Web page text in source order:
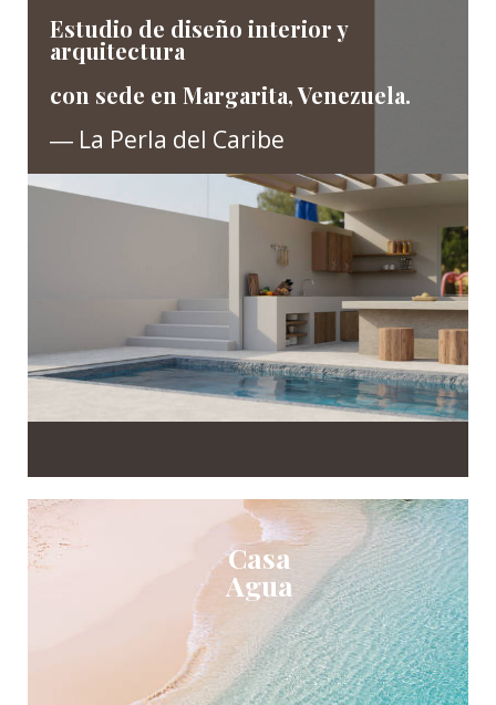
Estudio de diseño interior y
arquitectura
con sede en Margarita, Venezuela.
― La Perla del Caribe
Casa
Agua